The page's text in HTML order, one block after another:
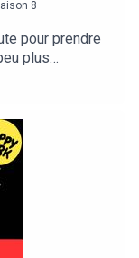
8
pour prendre
plus
conseil simple,
Un format
WhatsApp sur
c'est gratuit
mes